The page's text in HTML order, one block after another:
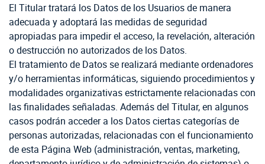
El Titular tratará los Datos de los Usuarios de manera
adecuada y adoptará las medidas de seguridad
apropiadas para impedir el acceso, la revelación, alteración
o destrucción no autorizados de los Datos.
El tratamiento de Datos se realizará mediante ordenadores
y/o herramientas informáticas, siguiendo procedimientos y
modalidades organizativas estrictamente relacionadas con
las finalidades señaladas. Además del Titular, en algunos
casos podrán acceder a los Datos ciertas categorías de
personas autorizadas, relacionadas con el funcionamiento
de esta Página Web (administración, ventas, marketing,